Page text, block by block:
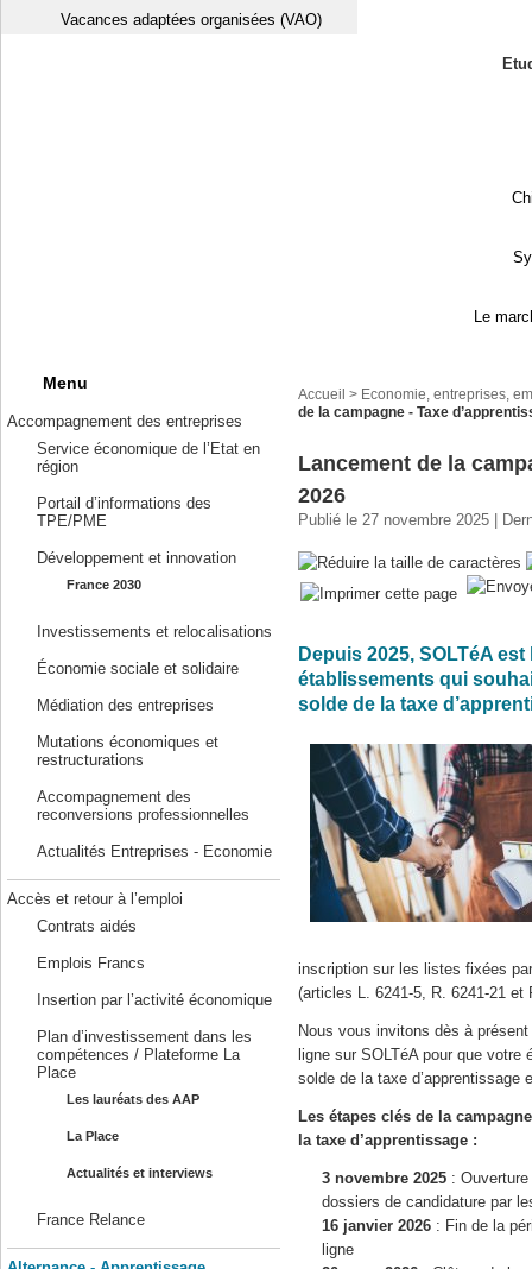
Vacances adaptées organisées (VAO)
Le
Menu
Accompagnement des entreprises
Service économique de l’Etat en
région
Portail d’informations des
TPE/PME
Développement et innovation
France 2030
Investissements et relocalisations
Économie sociale et solidaire
Médiation des entreprises
Mutations économiques et
restructurations
Accompagnement des
reconversions professionnelles
Actualités Entreprises - Economie
Accès et retour à l’emploi
Contrats aidés
Emplois Francs
Insertion par l’activité économique
Plan d’investissement dans les
compétences / Plateforme La
Place
Les lauréats des AAP
La Place
Actualités et interviews
France Relance
Accueil > Economie, entreprises,
de la campagne - Taxe
Lancement de la
2026
Publié le 27 novembre 2025 |
Depuis 2025, SOLTéA
établissements qui
solde de la taxe
inscription sur les listes fixées
(articles L. 6241-5, R. 6241-21 et
Nous vous invitons dès à
ligne sur SOLTéA pour que
solde de la taxe d’apprentissage
Les étapes clés de la
la taxe d’apprentissage :
3 novembre 2025: Ouverture
dossiers de candidature par
16 janvier 2026: Fin de la
ligne